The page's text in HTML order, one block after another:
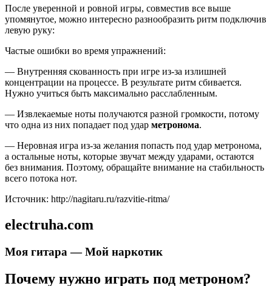
После уверенной и ровной игры, совместив все выше
упомянутое, можно интересно разнообразить ритм подключив
левую руку:
Частые ошибки во время упражнений:
— Внутренняя скованность при игре из-за излишней
концентрации на процессе. В результате ритм сбивается.
Нужно учиться быть максимально расслабленным.
— Извлекаемые ноты получаются разной громкости, потому
что одна из них попадает под удар метронома.
— Неровная игра из-за желания попасть под удар метронома,
а остальные ноты, которые звучат между ударами, остаются
без внимания. Поэтому, обращайте внимание на стабильность
всего потока нот.
Источник: http://nagitaru.ru/razvitie-ritma/
electruha.com
Моя гитара — Мой наркотик
Почему нужно играть под метроном?